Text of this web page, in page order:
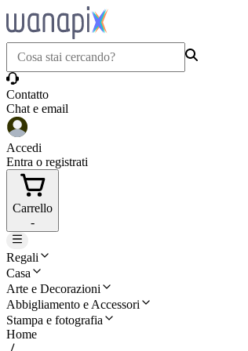
Contatto
Chat e email
Accedi
Entra o registrati
Carrello
-
Regali
Casa
Arte e Decorazioni
Abbigliamento e Accessori
Stampa e fotografia
Home